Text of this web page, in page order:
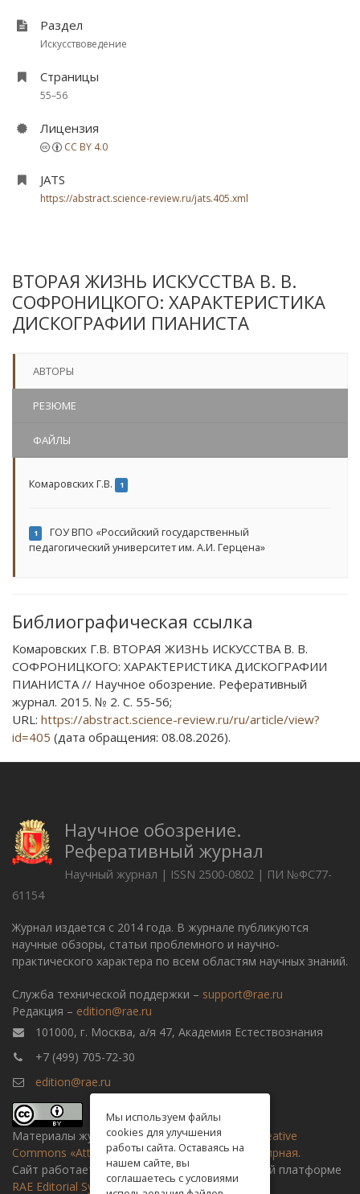
Раздел
Искусствоведение
Страницы
55–56
Лицензия
CC BY 4.0
JATS
https://abstract.science-review.ru/jats.405.xml
ВТОРАЯ ЖИЗНЬ ИСКУССТВА В. В.
СОФРОНИЦКОГО: ХАРАКТЕРИСТИКА
ДИСКОГРАФИИ ПИАНИСТА
АВТОРЫ
РЕЗЮМЕ
ФАЙЛЫ
Комаровских Г.В. 1
1
ГОУ ВПО «Российский государственный
педагогический университет им. А.И. Герцена»
Библиографическая ссылка
Комаровских Г.В. ВТОРАЯ ЖИЗНЬ ИСКУССТВА В. В.
СОФРОНИЦКОГО: ХАРАКТЕРИСТИКА ДИСКОГРАФИИ
ПИАНИСТА // Научное обозрение. Реферативный
журнал. 2015. № 2. С. 55-56;
URL: https://abstract.science-review.ru/ru/article/view?
id=405 (дата обращения: 08.08.2026).
Научное обозрение.
Реферативный журнал
Научный журнал | ISSN 2500-0802 | ПИ №ФС77-
61154
Журнал издается с 2014 года. В журнале публикуются
научные обзоры, статьи проблемного и научно-
практического характера по всем областям научных знаний.
Служба технической поддержки – support@rae.ru
Редакция – edition@rae.ru
101000, г. Москва, а/я 47, Академия Естествознания
+7 (499) 705-72-30
edition@rae.ru
Материалы журнала доступны полицензии Creative
Commons «Attribution» («Атрибуция») 4.0 Всемирная.
Сайт работает на универсальной издательской платформе
RAE Editorial System
Мы используем файлы
cookies для улучшения
работы сайта. Оставаясь на
нашем сайте, вы
соглашаетесь с условиями